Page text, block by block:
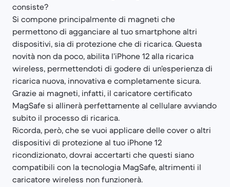
consiste?
Si compone principalmente di magneti che
permettono di agganciare al tuo smartphone altri
dispositivi, sia di protezione che di ricarica. Questa
novità non da poco, abilita l’iPhone 12 alla ricarica
wireless, permettendoti di godere di un’esperienza di
ricarica nuova, innovativa e completamente sicura.
Grazie ai magneti, infatti, il caricatore certificato
MagSafe si allinerà perfettamente al cellulare avviando
subito il processo di ricarica.
Ricorda, però, che se vuoi applicare delle cover o altri
dispositivi di protezione al tuo iPhone 12
ricondizionato, dovrai accertarti che questi siano
compatibili con la tecnologia MagSafe, altrimenti il
caricatore wireless non funzionerà.